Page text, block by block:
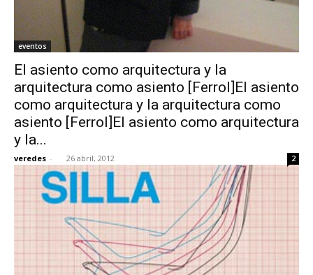
eventos
El asiento como arquitectura y la
arquitectura como asiento [Ferrol]El asiento
como arquitectura y la arquitectura como
asiento [Ferrol]El asiento como arquitectura
y la...
veredes - 26 abril, 2012 2